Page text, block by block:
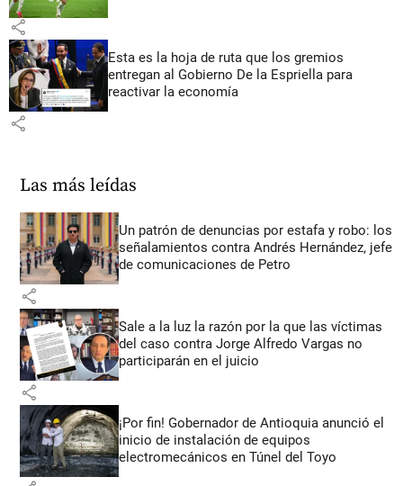
share
Esta es la hoja de ruta que los gremios
entregan al Gobierno De la Espriella para
reactivar la economía
share
Las más leídas
Un patrón de denuncias por estafa y robo: los
señalamientos contra Andrés Hernández, jefe
de comunicaciones de Petro
share
Sale a la luz la razón por la que las víctimas
del caso contra Jorge Alfredo Vargas no
participarán en el juicio
share
¡Por fin! Gobernador de Antioquia anunció el
inicio de instalación de equipos
electromecánicos en Túnel del Toyo